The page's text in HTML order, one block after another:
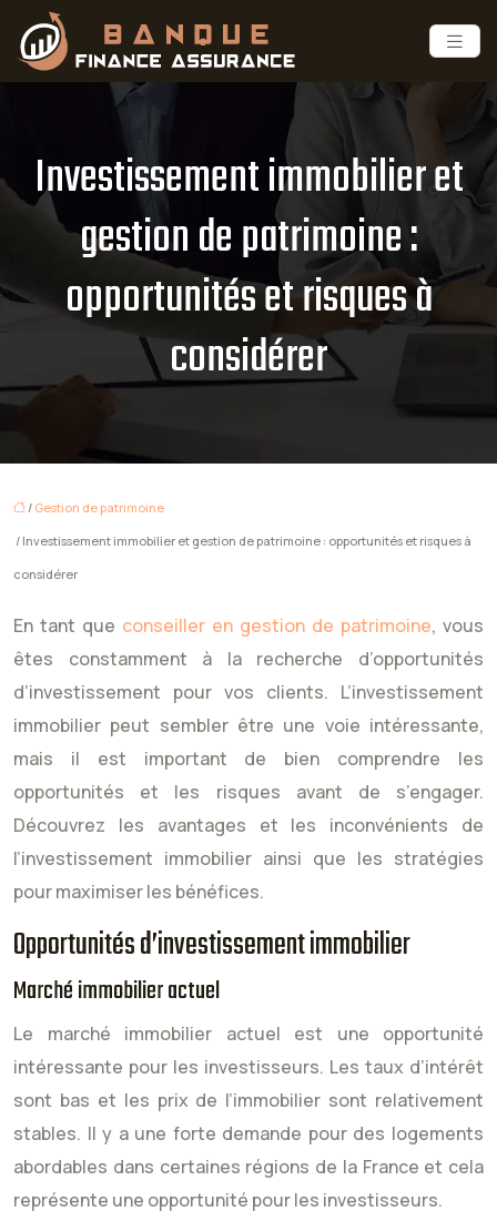
Investissement immobilier et
gestion de patrimoine :
opportunités et risques à
considérer
/ Gestion de patrimoine
/ Investissement immobilier et gestion de patrimoine : opportunités et risques à
considérer
En tant que conseiller en gestion de patrimoine, vous
êtes constamment à la recherche d’opportunités
d’investissement pour vos clients. L’investissement
immobilier peut sembler être une voie intéressante,
mais il est important de bien comprendre les
opportunités et les risques avant de s’engager.
Découvrez les avantages et les inconvénients de
l’investissement immobilier ainsi que les stratégies
pour maximiser les bénéfices.
Opportunités d’investissement immobilier
Marché immobilier actuel
Le marché immobilier actuel est une opportunité
intéressante pour les investisseurs. Les taux d’intérêt
sont bas et les prix de l’immobilier sont relativement
stables. Il y a une forte demande pour des logements
abordables dans certaines régions de la France et cela
représente une opportunité pour les investisseurs.